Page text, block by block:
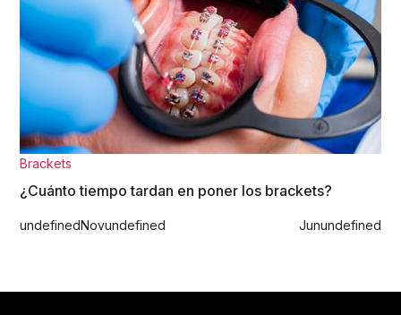
Brackets
¿Cuánto tiempo tardan en poner los brackets?
undefinedNovundefined Junundefined